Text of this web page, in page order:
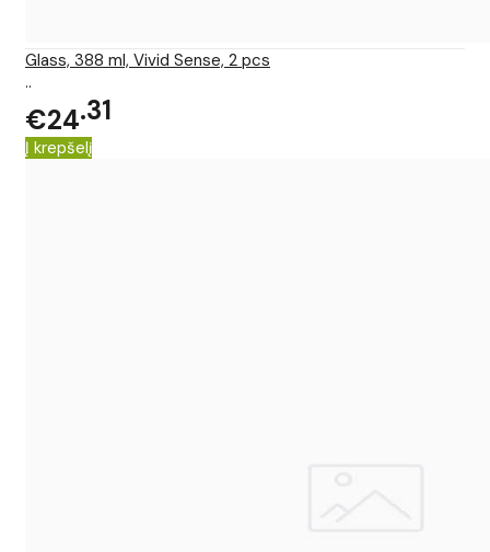
Glass, 388 ml, Vivid Sense, 2 pcs
..
€24 31
Į krepšelį